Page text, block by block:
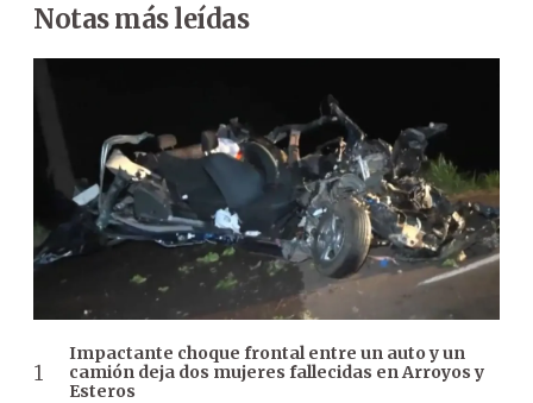
Notas más leídas
Impactante choque frontal entre un auto y un
camión deja dos mujeres fallecidas en Arroyos y
Esteros